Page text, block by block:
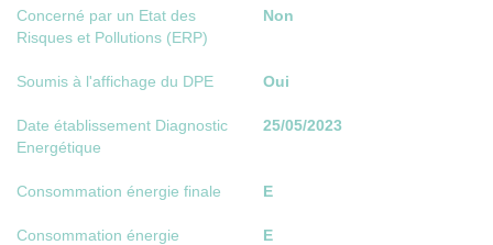
Concerné par un Etat des
Risques et Pollutions (ERP)
Non
Soumis à l'affichage du DPE Oui
Date établissement Diagnostic
Energétique
25/05/2023
Consommation énergie finale E
Consommation énergie
E